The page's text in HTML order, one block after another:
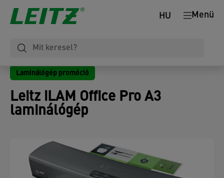
Menü
HU
Laminálógép promóció
Leitz iLAM Office Pro A3
laminálógép